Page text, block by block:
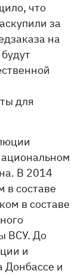
что
за
на
для
В 2014
в составе
в составе
ВСУ. До
и
Донбассе и